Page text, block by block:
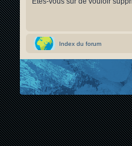
Index du forum